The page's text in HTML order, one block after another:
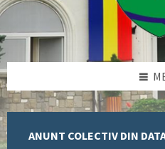
ANUNT COLECTIV DIN